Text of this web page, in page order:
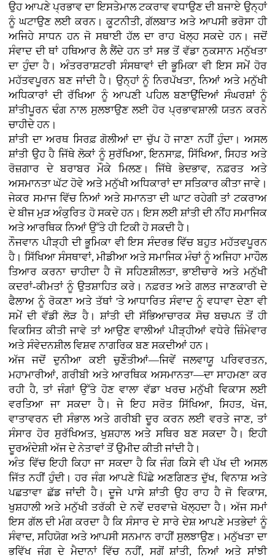
ਉਹ ਆਪਣੇ ਪ੍ਰਭਾਵ ਦਾ ਇਸਤੇਮਾਲ ਟਕਰਾਵ ਵਧਾਉਣ ਦੀ ਬਜਾਏ ਉਨ੍ਹਾਂ
ਨੂੰ ਘਟਾਉਣ ਲਈ ਕਰਨ। ਕੂਟਨੀਤੀ, ਗੱਲਬਾਤ ਅਤੇ ਆਪਸੀ ਭਰੋਸਾ ਹੀ
ਅਜਿਹੇ ਸਾਧਨ ਹਨ ਜੋ ਸਥਾਈ ਹੱਲ ਦਾ ਰਾਹ ਖੋਲ੍ਹ ਸਕਦੇ ਹਨ। ਜਦੋਂ
ਸੰਵਾਦ ਦੀ ਥਾਂ ਹਥਿਆਰ ਲੈ ਲੈਂਦੇ ਹਨ ਤਾਂ ਸਭ ਤੋਂ ਵੱਡਾ ਨੁਕਸਾਨ ਮਨੁੱਖਤਾ
ਦਾ ਹੁੰਦਾ ਹੈ। ਅੰਤਰਰਾਸ਼ਟਰੀ ਸੰਸਥਾਵਾਂ ਦੀ ਭੂਮਿਕਾ ਵੀ ਇਸ ਸਮੇਂ ਹੋਰ
ਮਹੱਤਵਪੂਰਨ ਬਣ ਜਾਂਦੀ ਹੈ। ਉਨ੍ਹਾਂ ਨੂੰ ਨਿਰਪੱਖਤਾ, ਨਿਆਂ ਅਤੇ ਮਨੁੱਖੀ
ਅਧਿਕਾਰਾਂ ਦੀ ਰੱਖਿਆ ਨੂੰ ਆਪਣੀ ਪਹਿਲ ਬਣਾਉਂਦਿਆਂ ਸੰਘਰਸ਼ਾਂ ਨੂੰ
ਸ਼ਾਂਤੀਪੂਰਨ ਢੰਗ ਨਾਲ ਸੁਲਝਾਉਣ ਲਈ ਹੋਰ ਪ੍ਰਭਾਵਸ਼ਾਲੀ ਯਤਨ ਕਰਨੇ
ਚਾਹੀਦੇ ਹਨ।
ਸ਼ਾਂਤੀ ਦਾ ਅਰਥ ਸਿਰਫ਼ ਗੋਲੀਆਂ ਦਾ ਚੁੱਪ ਹੋ ਜਾਣਾ ਨਹੀਂ ਹੁੰਦਾ। ਅਸਲ
ਸ਼ਾਂਤੀ ਉਹ ਹੈ ਜਿੱਥੇ ਲੋਕਾਂ ਨੂੰ ਸੁਰੱਖਿਆ, ਇਨਸਾਫ਼, ਸਿੱਖਿਆ, ਸਿਹਤ ਅਤੇ
ਰੋਜ਼ਗਾਰ ਦੇ ਬਰਾਬਰ ਮੌਕੇ ਮਿਲਣ। ਜਿੱਥੇ ਭੇਦਭਾਵ, ਨਫ਼ਰਤ ਅਤੇ
ਅਸਮਾਨਤਾ ਘੱਟ ਹੋਵੇ ਅਤੇ ਮਨੁੱਖੀ ਅਧਿਕਾਰਾਂ ਦਾ ਸਤਿਕਾਰ ਕੀਤਾ ਜਾਵੇ।
ਜੇਕਰ ਸਮਾਜ ਵਿੱਚ ਨਿਆਂ ਅਤੇ ਸਮਾਨਤਾ ਦੀ ਘਾਟ ਰਹੇਗੀ ਤਾਂ ਟਕਰਾਅ
ਦੇ ਬੀਜ ਮੁੜ ਅੰਕੁਰਿਤ ਹੋ ਸਕਦੇ ਹਨ। ਇਸ ਲਈ ਸ਼ਾਂਤੀ ਦੀ ਨੀਂਹ ਸਮਾਜਿਕ
ਅਤੇ ਆਰਥਿਕ ਨਿਆਂ ਉੱਤੇ ਹੀ ਟਿਕੀ ਹੋ ਸਕਦੀ ਹੈ।
ਨੌਜਵਾਨ ਪੀੜ੍ਹੀ ਦੀ ਭੂਮਿਕਾ ਵੀ ਇਸ ਸੰਦਰਭ ਵਿੱਚ ਬਹੁਤ ਮਹੱਤਵਪੂਰਨ
ਹੈ। ਸਿੱਖਿਆ ਸੰਸਥਾਵਾਂ, ਮੀਡੀਆ ਅਤੇ ਸਮਾਜਿਕ ਮੰਚਾਂ ਨੂੰ ਅਜਿਹਾ ਮਾਹੌਲ
ਤਿਆਰ ਕਰਨਾ ਚਾਹੀਦਾ ਹੈ ਜੋ ਸਹਿਣਸ਼ੀਲਤਾ, ਭਾਈਚਾਰੇ ਅਤੇ ਮਨੁੱਖੀ
ਕਦਰਾਂ-ਕੀਮਤਾਂ ਨੂੰ ਉਤਸ਼ਾਹਿਤ ਕਰੇ। ਨਫ਼ਰਤ ਅਤੇ ਗਲਤ ਜਾਣਕਾਰੀ ਦੇ
ਫੈਲਾਅ ਨੂੰ ਰੋਕਣਾ ਅਤੇ ਤੱਥਾਂ 'ਤੇ ਆਧਾਰਿਤ ਸੰਵਾਦ ਨੂੰ ਵਧਾਵਾ ਦੇਣਾ ਵੀ
ਸਮੇਂ ਦੀ ਵੱਡੀ ਲੋੜ ਹੈ। ਸ਼ਾਂਤੀ ਦੀ ਸੱਭਿਆਚਾਰਕ ਸੋਚ ਬਚਪਨ ਤੋਂ ਹੀ
ਵਿਕਸਿਤ ਕੀਤੀ ਜਾਵੇ ਤਾਂ ਆਉਣ ਵਾਲੀਆਂ ਪੀੜ੍ਹੀਆਂ ਵਧੇਰੇ ਜ਼ਿੰਮੇਵਾਰ
ਅਤੇ ਸੰਵੇਦਨਸ਼ੀਲ ਵਿਸ਼ਵ ਨਾਗਰਿਕ ਬਣ ਸਕਦੀਆਂ ਹਨ।
ਅੱਜ ਜਦੋਂ ਦੁਨੀਆ ਕਈ ਚੁਣੌਤੀਆਂ—ਜਿਵੇਂ ਜਲਵਾਯੂ ਪਰਿਵਰਤਨ,
ਮਹਾਮਾਰੀਆਂ, ਗਰੀਬੀ ਅਤੇ ਆਰਥਿਕ ਅਸਮਾਨਤਾ—ਦਾ ਸਾਹਮਣਾ ਕਰ
ਰਹੀ ਹੈ, ਤਾਂ ਜੰਗਾਂ ਉੱਤੇ ਹੋਣ ਵਾਲਾ ਵੱਡਾ ਖਰਚ ਮਨੁੱਖੀ ਵਿਕਾਸ ਲਈ
ਵਰਤਿਆ ਜਾ ਸਕਦਾ ਹੈ। ਜੇ ਇਹ ਸਰੋਤ ਸਿੱਖਿਆ, ਸਿਹਤ, ਖੋਜ,
ਵਾਤਾਵਰਨ ਦੀ ਸੰਭਾਲ ਅਤੇ ਗਰੀਬੀ ਦੂਰ ਕਰਨ ਲਈ ਵਰਤੇ ਜਾਣ, ਤਾਂ
ਸੰਸਾਰ ਹੋਰ ਸੁਰੱਖਿਅਤ, ਖੁਸ਼ਹਾਲ ਅਤੇ ਸਥਿਰ ਬਣ ਸਕਦਾ ਹੈ। ਇਹੀ
ਦੂਰਅੰਦੇਸ਼ੀ ਅੱਜ ਦੇ ਨੇਤਾਵਾਂ ਤੋਂ ਉਮੀਦ ਕੀਤੀ ਜਾਂਦੀ ਹੈ।
ਅੰਤ ਵਿੱਚ ਇਹੀ ਕਿਹਾ ਜਾ ਸਕਦਾ ਹੈ ਕਿ ਜੰਗ ਕਿਸੇ ਵੀ ਪੱਖ ਦੀ ਅਸਲ
ਜਿੱਤ ਨਹੀਂ ਹੁੰਦੀ। ਹਰ ਜੰਗ ਆਪਣੇ ਪਿੱਛੇ ਅਣਗਿਣਤ ਦੁੱਖ, ਵਿਨਾਸ਼ ਅਤੇ
ਪਛਤਾਵਾ ਛੱਡ ਜਾਂਦੀ ਹੈ। ਦੂਜੇ ਪਾਸੇ ਸ਼ਾਂਤੀ ਉਹ ਰਾਹ ਹੈ ਜੋ ਵਿਕਾਸ,
ਖੁਸ਼ਹਾਲੀ ਅਤੇ ਮਨੁੱਖੀ ਤਰੱਕੀ ਦੇ ਨਵੇਂ ਦਰਵਾਜ਼ੇ ਖੋਲ੍ਹਦਾ ਹੈ। ਅੱਜ ਸਮਾਂ
ਇਸ ਗੱਲ ਦੀ ਮੰਗ ਕਰਦਾ ਹੈ ਕਿ ਸੰਸਾਰ ਦੇ ਸਾਰੇ ਦੇਸ਼ ਆਪਣੇ ਮਤਭੇਦਾਂ ਨੂੰ
ਸੰਵਾਦ, ਸਹਿਯੋਗ ਅਤੇ ਆਪਸੀ ਸਨਮਾਨ ਰਾਹੀਂ ਸੁਲਝਾਉਣ। ਮਨੁੱਖਤਾ ਦਾ
ਭਵਿੱਖ ਜੰਗ ਦੇ ਮੈਦਾਨਾਂ ਵਿੱਚ ਨਹੀਂ, ਸਗੋਂ ਸ਼ਾਂਤੀ, ਨਿਆਂ ਅਤੇ ਸਾਂਝੀ